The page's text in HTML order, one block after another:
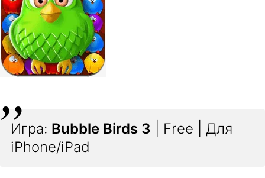
Игра: Bubble Birds 3 | Free | Для
iPhone/iPad